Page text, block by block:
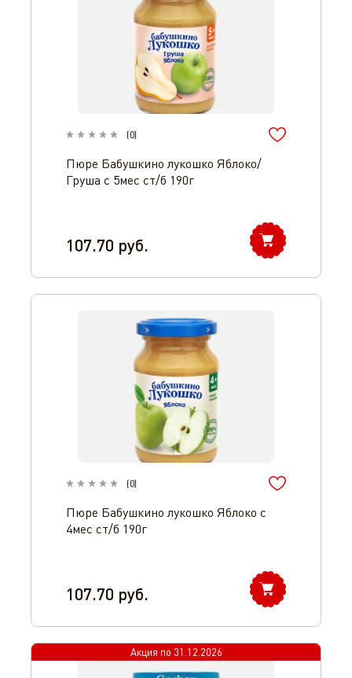
(0)
Пюре Бабушкино лукошко Яблоко/
Груша с 5мес ст/б 190г
107.70 руб.
(0)
Пюре Бабушкино лукошко Яблоко с
4мес ст/б 190г
107.70 руб.
Акция по 31.12.2026